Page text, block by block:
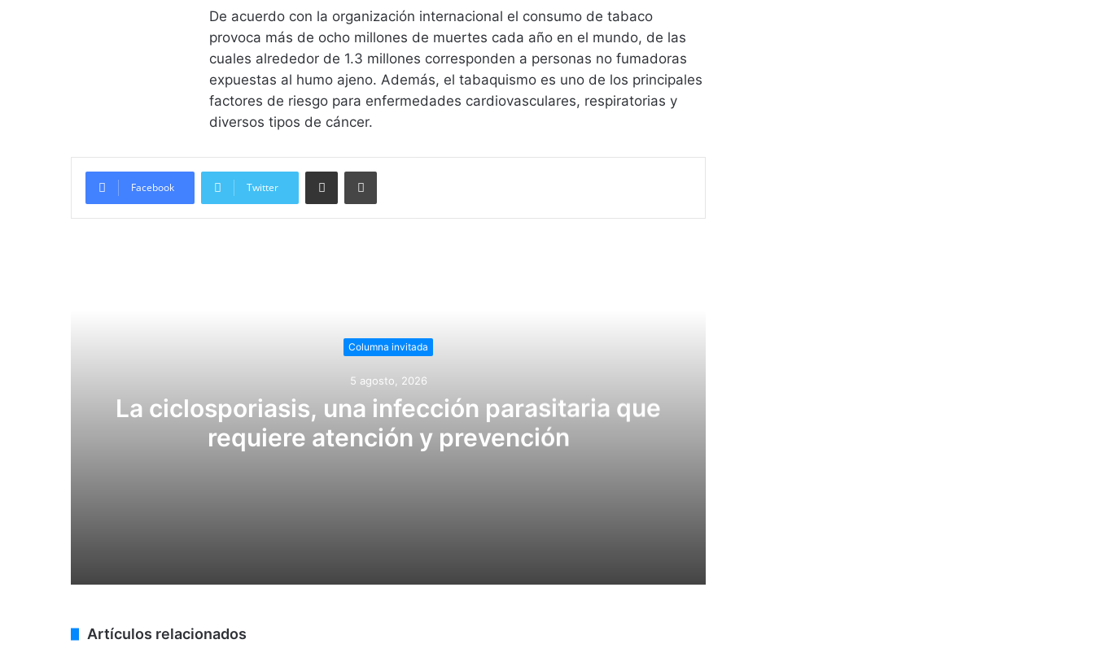
De acuerdo con la organización internacional el consumo de tabaco
provoca más de ocho millones de muertes cada año en el mundo, de las
cuales alrededor de 1.3 millones corresponden a personas no fumadoras
expuestas al humo ajeno. Además, el tabaquismo es uno de los principales
factores de riesgo para enfermedades cardiovasculares, respiratorias y
diversos tipos de cáncer.
Facebook Twitter
Compartir vía email Imprimir
Columna invitada
5 agosto, 2026
La ciclosporiasis, una infección parasitaria que
requiere atención y prevención
Artículos relacionados